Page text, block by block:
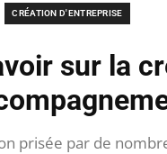
CRÉATION D'ENTREPRISE
sur la
prisée par de